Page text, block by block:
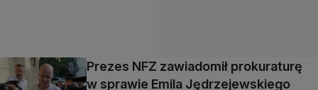
Prezes NFZ zawiadomił prokuraturę
w sprawie Emila Jędrzejewskiego